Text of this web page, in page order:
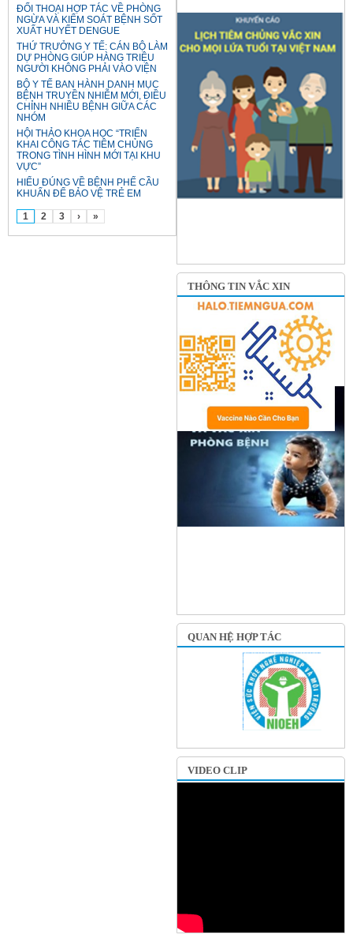
ĐỐI THOẠI HỢP TÁC VỀ PHÒNG
NGỪA VÀ KIỂM SOÁT BỆNH SỐT
XUẤT HUYẾT DENGUE
THỨ TRƯỞNG Y TẾ: CÁN BỘ LÀM
DỰ PHÒNG GIÚP HÀNG TRIỆU
NGƯỜI KHÔNG PHẢI VÀO VIỆN
BỘ Y TẾ BAN HÀNH DANH MỤC
BỆNH TRUYỀN NHIỄM MỚI, ĐIỀU
CHỈNH NHIỀU BỆNH GIỮA CÁC
NHÓM
HỘI THẢO KHOA HỌC “TRIỂN
KHAI CÔNG TÁC TIÊM CHỦNG
TRONG TÌNH HÌNH MỚI TẠI KHU
VỰC”
HIỂU ĐÚNG VỀ BỆNH PHẾ CẦU
KHUẨN ĐỂ BẢO VỆ TRẺ EM
1 2 3 › »
THÔNG TIN VẮC XIN
QUAN HỆ HỢP TÁC
VIDEO CLIP